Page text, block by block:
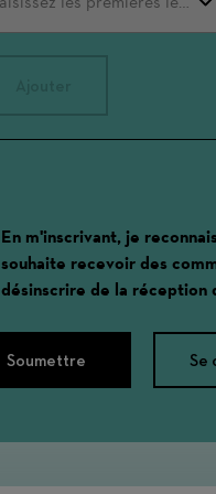
En m'inscrivant, je
souhaite recevoir des
désinscrire de la réception
Soumettre Se